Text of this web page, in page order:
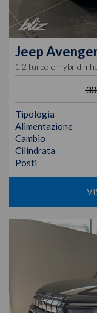
Jeep
1.2 turbo e-hybrid
Tipologia
Alimentazione
Cambio
Cilindrata
Posti